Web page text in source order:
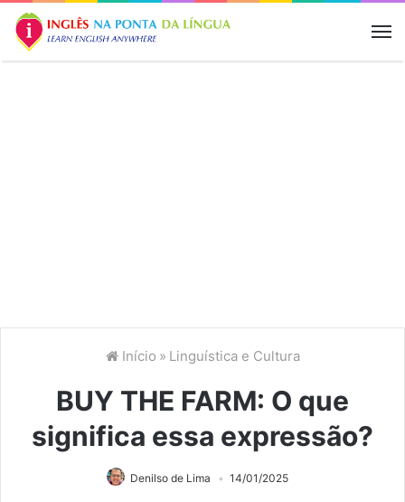
Início » Linguística e Cultura
BUY THE FARM: O que
significa essa expressão?
Denilso de Lima 14/01/2025